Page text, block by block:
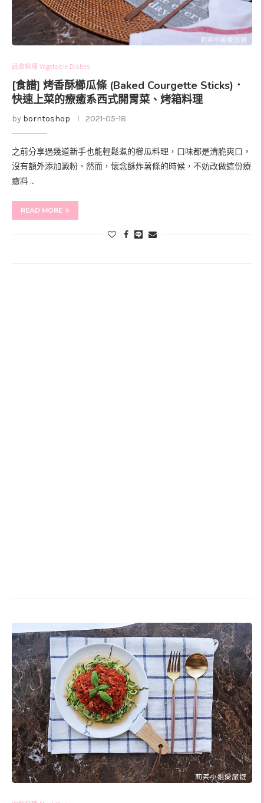
蔬食料理 Vegetable Dishes
[食譜] 烤香酥櫛瓜條 (Baked Courgette Sticks)．
快速上菜的療癒系西式開胃菜、烤箱料理
by borntoshop 2021-05-18
之前分享過幾道新手也能輕鬆煮的櫛瓜料理，口味都是清脆爽口，
沒有額外添加澱粉。然而，懷念酥炸薯條的時候，不妨改做這份療
癒料 …
READ MORE